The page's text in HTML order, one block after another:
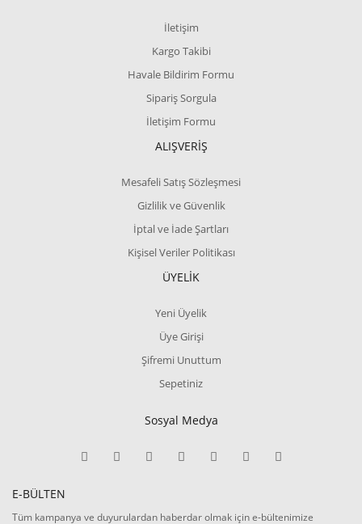
İletişim
Kargo Takibi
Havale Bildirim Formu
Sipariş Sorgula
İletişim Formu
ALIŞVERİŞ
Mesafeli Satış Sözleşmesi
Gizlilik ve Güvenlik
İptal ve İade Şartları
Kişisel Veriler Politikası
ÜYELİK
Yeni Üyelik
Üye Girişi
Şifremi Unuttum
Sepetiniz
Sosyal Medya
E-BÜLTEN
Tüm kampanya ve duyurulardan haberdar olmak için e-bültenimize